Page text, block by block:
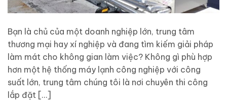
Bạn là chủ của một doanh nghiệp lớn, trung tâm
thương mại hay xí nghiệp và đang tìm kiếm giải pháp
làm mát cho không gian làm việc? Không gì phù hợp
hơn một hệ thống máy lạnh công nghiệp với công
suất lớn, trung tâm chúng tôi là nơi chuyên thi công
lắp đặt […]